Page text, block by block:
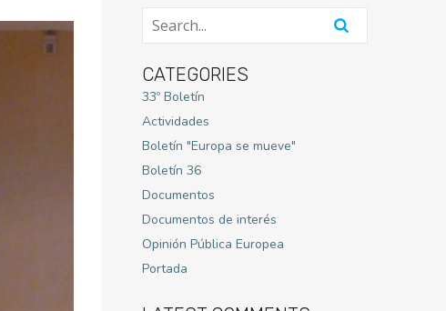
CATEGORIES
33º Boletín
Actividades
Boletín "Europa se mueve"
Boletín 36
Documentos
Documentos de interés
Opinión Pública Europea
Portada